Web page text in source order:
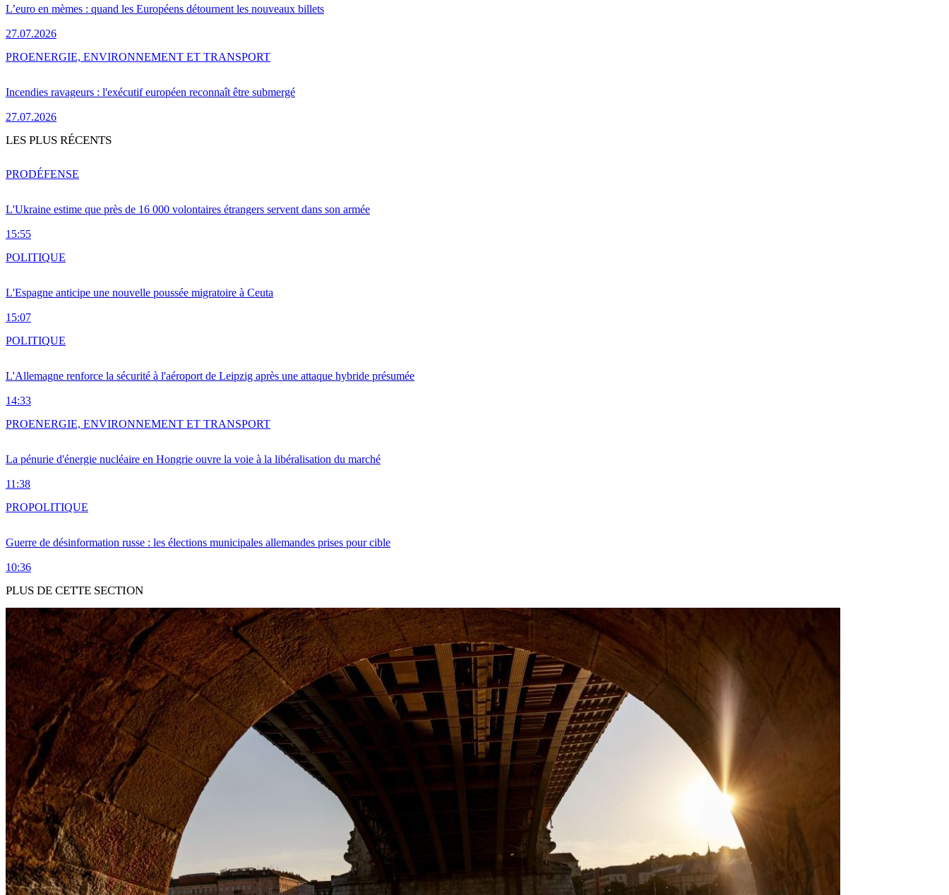
L’euro en mèmes : quand les Européens détournent les nouveaux billets
27.07.2026
Incendies ravageurs : l'exécutif européen reconnaît être submergé
27.07.2026
PROENERGIE, ENVIRONNEMENT ET TRANSPORT
LES PLUS RÉCENTS
L'Ukraine estime que près de 16 000 volontaires étrangers servent dans son armée
15:55
PRODÉFENSE
L'Espagne anticipe une nouvelle poussée migratoire à Ceuta
15:07
POLITIQUE
L'Allemagne renforce la sécurité à l'aéroport de Leipzig après une attaque hybride présumée
14:33
POLITIQUE
La pénurie d'énergie nucléaire en Hongrie ouvre la voie à la libéralisation du marché
11:38
PROENERGIE, ENVIRONNEMENT ET TRANSPORT
Guerre de désinformation russe : les élections municipales allemandes prises pour cible
10:36
PROPOLITIQUE
PLUS DE CETTE SECTION